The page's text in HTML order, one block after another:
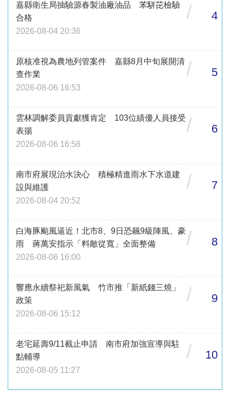
嘉縣衛生局抽驗源春製油廠油品 苯駢芘檢驗
合格
2026-08-04 20:36
/ 4
原核准視為農地列管案件 嘉縣8月中旬展開清
查作業
2026-08-06 16:53
/ 5
雲林調解委員貢獻獲肯定 103位績優人員接受
表揚
2026-08-06 16:58
/ 6
南市府展現治水決心 積極精進雨水下水道建
設與維護
2026-08-04 20:52
/ 7
白海豚颱風逼近！北市8、9日恐飆9級陣風、豪
雨 蔣萬安指示「料敵從寬」全面整備
2026-08-06 16:00
/ 8
響應永續祭祀新風氣 竹市推「新紙錢三燒」
政策
2026-08-06 15:12
/ 9
老宅延壽9/11截止申請 南市府加強宣導與駐
點輔導
2026-08-05 11:27
/ 10